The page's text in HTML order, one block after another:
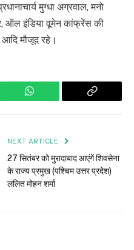
मुग्धा अग्रवाल, मनो
ऑल इंडिया वूमेन कांफ्रेंस की
आदि मौजूद रहे।
WhatsApp
Copy
NEXT ARTICLE
27 सितंबर को मुरादाबाद आएंगें शिवसेना
के राज्य प्रमुख (पश्चिम उत्तर प्रदेश)
ललित मोहन शर्मा